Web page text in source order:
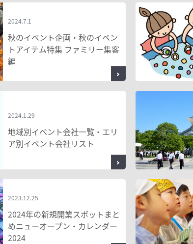
2024.7.1
秋のイベント企画・秋のイベン
トアイテム特集 ファミリー集客
編
2024.1.29
地域別イベント会社一覧・エリ
ア別イベント会社リスト
2023.12.25
2024年の新規開業スポットまと
めニューオープン・カレンダー
2024